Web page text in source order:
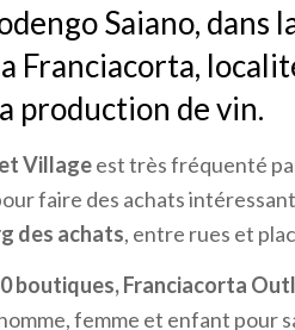
Saiano, dans
Franciacorta,
production de vin.
Villageest très fréquenté
faire des achats
des achats, entre rues et
boutiques,Franciacorta
femme et enfant pour